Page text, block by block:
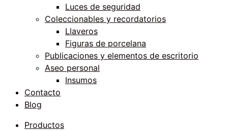
Luces de seguridad
Coleccionables y recordatorios
Llaveros
Figuras de porcelana
Publicaciones y elementos de escritorio
Aseo personal
Insumos
Contacto
Blog
Productos